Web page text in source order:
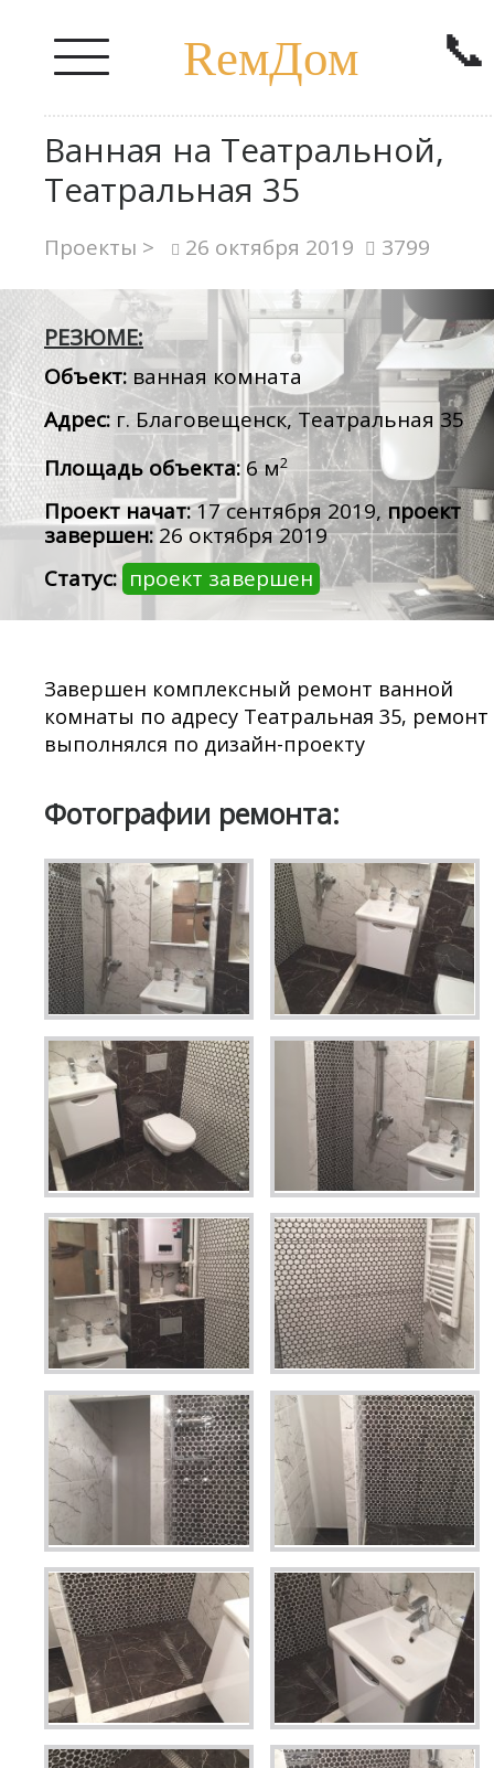
RемДом 📞
Ванная на Театральной,
Театральная 35
Проекты > 26 октября 2019 3799
РЕЗЮМЕ:
Объект:ванная комната
Адрес: г. Благовещенск, Театральная 35
Площадь объекта: 6 м2
Проект начат:17 сентября 2019, проект
завершен: 26 октября 2019
Статус: проект завершен
Завершен комплексный ремонт ванной
комнаты по адресу Театральная 35, ремонт
выполнялся по дизайн-проекту
Фотографии ремонта: